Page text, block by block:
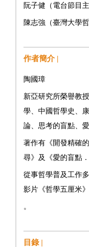
阮子健（電台節目主
陳志強（臺灣大學
作者簡介 |
陶國璋
新亞研究所榮譽教
學、中國哲學史、
論、思考的盲點、
著作有《開發精確
尋》及《愛的盲點
從事哲學普及工作
影片《哲學五厘米
。
目錄 |